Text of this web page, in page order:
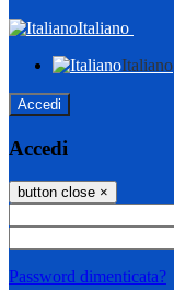
Italiano
Italiano
Accedi
Accedi
button close ×
Password dimenticata?